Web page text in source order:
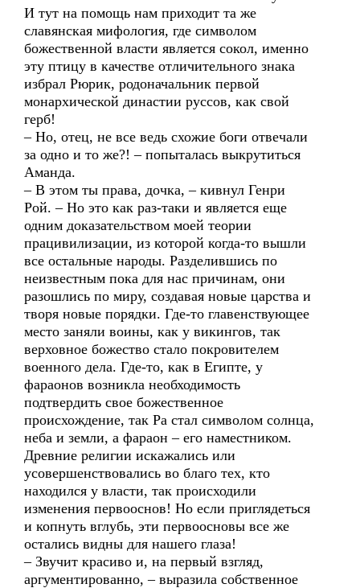
И тут на помощь нам приходит та же
славянская мифология, где символом
божественной власти является сокол, именно
эту птицу в качестве отличительного знака
избрал Рюрик, родоначальник первой
монархической династии руссов, как свой
герб!
– Но, отец, не все ведь схожие боги отвечали
за одно и то же?! – попыталась выкрутиться
Аманда.
– В этом ты права, дочка, – кивнул Генри
Рой. – Но это как раз-таки и является еще
одним доказательством моей теории
працивилизации, из которой когда-то вышли
все остальные народы. Разделившись по
неизвестным пока для нас причинам, они
разошлись по миру, создавая новые царства и
творя новые порядки. Где-то главенствующее
место заняли воины, как у викингов, так
верховное божество стало покровителем
военного дела. Где-то, как в Египте, у
фараонов возникла необходимость
подтвердить свое божественное
происхождение, так Ра стал символом солнца,
неба и земли, а фараон – его наместником.
Древние религии искажались или
усовершенствовались во благо тех, кто
находился у власти, так происходили
изменения первооснов! Но если приглядеться
и копнуть вглубь, эти первоосновы все же
остались видны для нашего глаза!
– Звучит красиво и, на первый взгляд,
аргументированно, – выразила собственное